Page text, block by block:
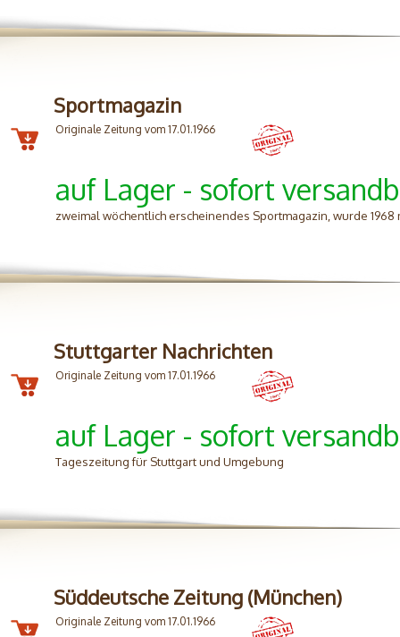
Sportmagazin
Originale Zeitung vom 17.01.1966
auf Lager - sofort
zweimal wöchentlich erscheinendes Sportmagazin, wurde
Stuttgarter Nachrichten
Originale Zeitung vom 17.01.1966
auf Lager - sofort
Tageszeitung für Stuttgart und Umgebung
Süddeutsche Zeitung (München)
Originale Zeitung vom 17.01.1966